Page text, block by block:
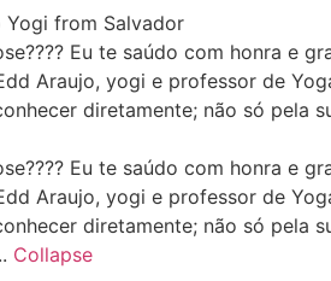
Yogi from Salvador
Eu te saúdo com honra e
Araujo, yogi e professor de
diretamente; não só pela
Eu te saúdo com honra e
Araujo, yogi e professor de
diretamente; não só pela
Collapse